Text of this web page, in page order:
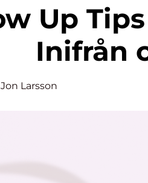
Inifrån
Jon Larsson